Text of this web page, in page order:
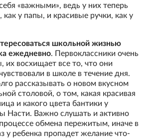
«важными», ведь у них теперь
как у папы, и красивые ручки, как у
школьной жизнью
ежедневно. Первоклассники очень
их восхищает все то, что они
в школе в течение дня.
рассказывать о новом вкусном
столовой, о том, какая красивая
и какого цвета бантики у
Насти. Важно слушать и активно
процессе обмена пережитым, иначе в
у ребенка пропадет желание что-